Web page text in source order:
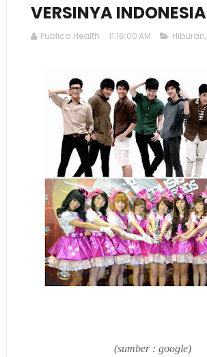
VERSINYA INDONESIA
Publica Health 11:16:00 AM Hiburan,
(sumber : google)